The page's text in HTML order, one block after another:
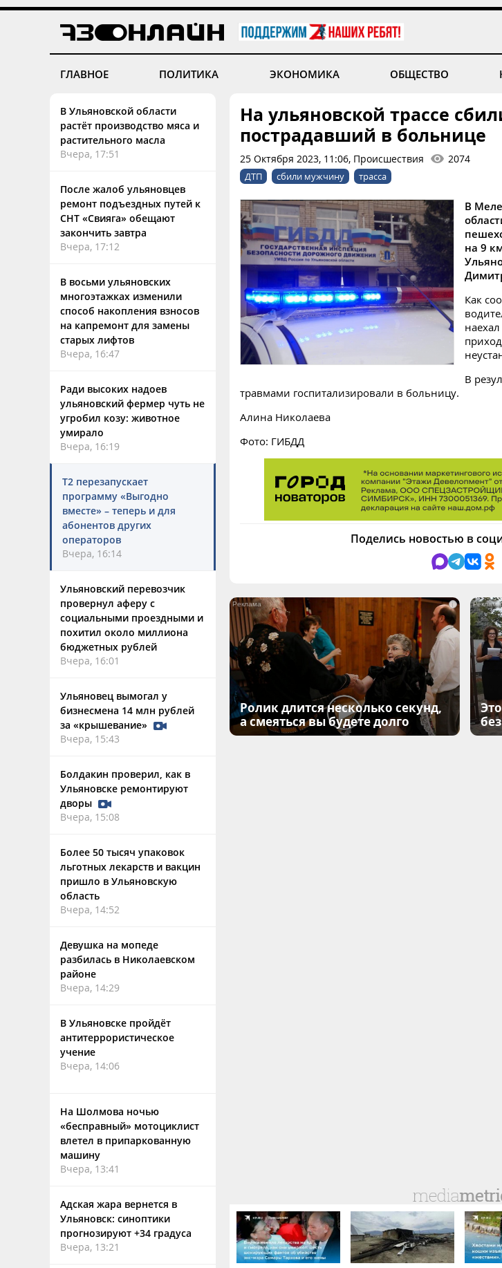
ГЛАВНОЕ ПОЛИТИКА ЭКОНОМИКА ОБЩЕСТВО
В Ульяновской области
растёт производство мяса и
растительного масла
Вчера, 17:51
После жалоб ульяновцев
ремонт подъездных путей к
СНТ «Свияга» обещают
закончить завтра
Вчера, 17:12
В восьми ульяновских
многоэтажках изменили
способ накопления взносов
на капремонт для замены
старых лифтов
Вчера, 16:47
Ради высоких надоев
ульяновский фермер чуть не
угробил козу: животное
умирало
Вчера, 16:19
Т2 перезапускает
программу «Выгодно
вместе» – теперь и для
абонентов других
операторов
Вчера, 16:14
Ульяновский перевозчик
провернул аферу с
социальными проездными и
похитил около миллиона
бюджетных рублей
Вчера, 16:01
Ульяновец вымогал у
бизнесмена 14 млн рублей
за «крышевание»
Вчера, 15:43
Болдакин проверил, как в
Ульяновске ремонтируют
дворы
Вчера, 15:08
Более 50 тысяч упаковок
льготных лекарств и вакцин
пришло в Ульяновскую
область
Вчера, 14:52
Девушка на мопеде
разбилась в Николаевском
районе
Вчера, 14:29
В Ульяновске пройдёт
антитеррористическое
учение
Вчера, 14:06
На Шолмова ночью
«бесправный» мотоциклист
влетел в припаркованную
машину
Вчера, 13:41
Адская жара вернется в
Ульяновск: синоптики
прогнозируют +34 градуса
Вчера, 13:21
На ульяновской трассе
пострадавший в больнице
25 Октября 2023, 11:06, Происшествия 2074
ДТП сбили мужчину трасса
В
на 9
Как
В
травмами госпитализировали в больницу.
Алина Николаева
Фото: ГИБДД
Поделись новостью в
i
Ролик длится несколько секунд,
а смеяться вы будете долго